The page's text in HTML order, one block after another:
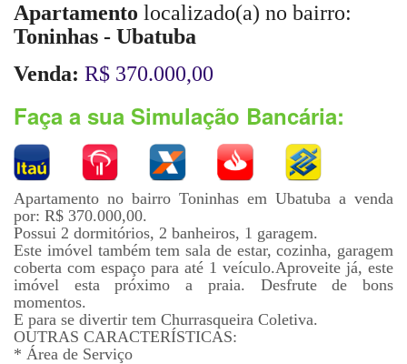
Apartamento localizado(a) no bairro:
Toninhas - Ubatuba
Venda: R$ 370.000,00
Faça a sua Simulação Bancária:
Apartamento no bairro Toninhas em Ubatuba a venda
por: R$ 370.000,00.
Possui 2 dormitórios, 2 banheiros, 1 garagem.
Este imóvel também tem sala de estar, cozinha, garagem
coberta com espaço para até 1 veículo.Aproveite já, este
imóvel esta próximo a praia. Desfrute de bons
momentos.
E para se divertir tem Churrasqueira Coletiva.
OUTRAS CARACTERÍSTICAS:
* Área de Serviço